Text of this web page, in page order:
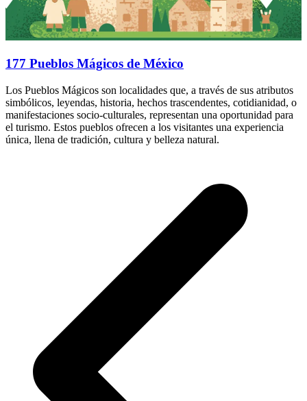
177 Pueblos Mágicos de México
Los Pueblos Mágicos son localidades que, a través de sus atributos
simbólicos, leyendas, historia, hechos trascendentes, cotidianidad, o
manifestaciones socio-culturales, representan una oportunidad para
el turismo. Estos pueblos ofrecen a los visitantes una experiencia
única, llena de tradición, cultura y belleza natural.